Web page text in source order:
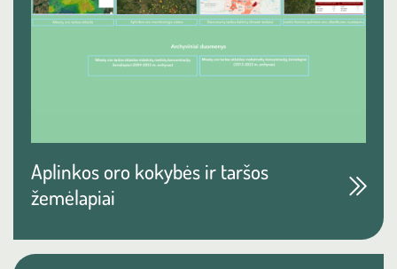
Aplinkos oro kokybės ir taršos
žemėlapiai